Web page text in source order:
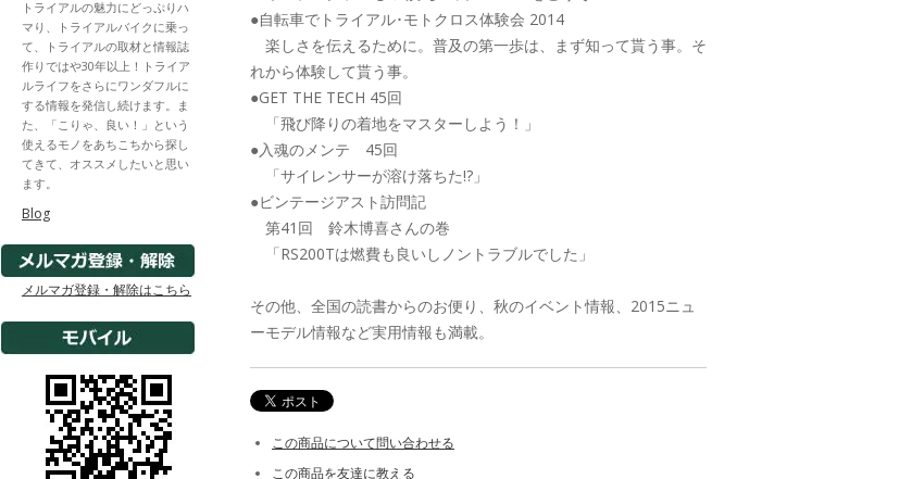
●自転車でトライアル･モトクロス体験会 2014
楽しさを伝えるために。普及の第一歩は、まず知って貰う事。そ
れから体験して貰う事。
●GET THE TECH 45回
「飛び降りの着地をマスターしよう！」
●入魂のメンテ 45回
「サイレンサーが溶け落ちた!?」
●ビンテージアスト訪問記
第41回 鈴木博喜さんの巻
「RS200Tは燃費も良いしノントラブルでした」
その他、全国の読書からのお便り、秋のイベント情報、2015ニュ
ーモデル情報など実用情報も満載。
この商品について問い合わせる
この商品を友達に教える
トライアルの魅力にどっぷりハ
マり、トライアルバイクに乗っ
て、トライアルの取材と情報誌
作りではや30年以上！トライア
ルライフをさらにワンダフルに
する情報を発信し続けます。ま
た、「こりゃ、良い！」という
使えるモノをあちこちから探し
てきて、オススメしたいと思い
ます。
Blog
メルマガ登録・解除はこちら